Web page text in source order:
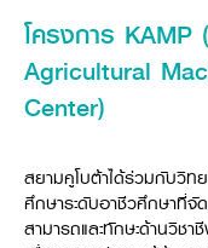
รถไถ
สินค้าอื่น ๆ
เครื่องจักรกลก่อสร้าง
รถขุดขนาดเล็ก
รถตักล้อยาง
สินค้านวัตกรรมการเก
ศูนย์จำหน่ายกล้าแผ่นฯ
ศูนย์จำหน่ายกล้าแผ่นคูโ
สิ่งที่ผู้ลงทุนจะได้รับ
การลงทุนรายได้และจุดคุ้
ขั้นตอนการเข้าร่วมโคร
ติดต่อซื้อกล้าแผ่น
ประวัติบริษัท
วิสัยทัศน์และนโยบาย
4 หัวใจหลักของธุรกิจ
ธุรกิจต่างประเทศ
ที่มา
สมัครงาน
สมัครงานคูโบต้า
ตำแหน่งงานว่าง
สวัสดิการพนักงาน
ข่าวสาร
ข่าวสาร
ข่าวและกิจกรรมที่แนะนำ
ข่าวสารองค์กร
ข่าวกิจกรรมเพื่อสังคม
บริการหลังการขาย
โครงการ KAMP
Agricultural
Center)
สยามคูโบต้าได้ร่วมกับวิท
ศึกษาระดับอาชีวศึกษาที่
สามารถและทักษะด้านวิช